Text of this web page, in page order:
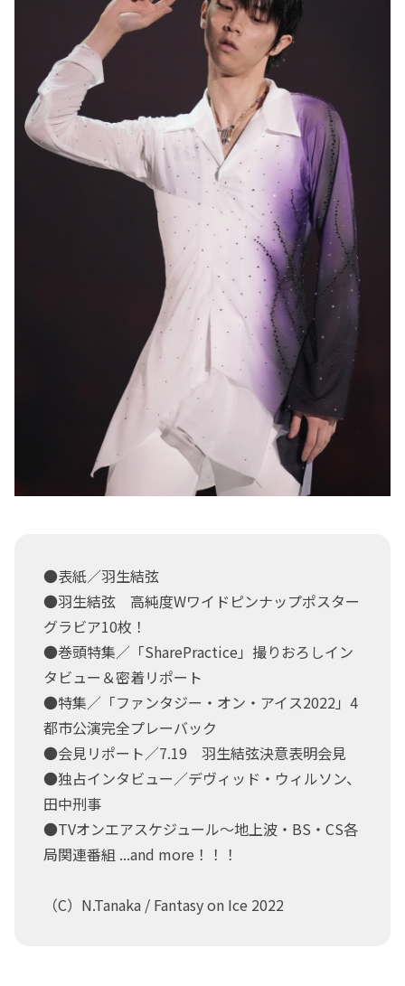
●表紙／羽生結弦
●羽生結弦 高純度Wワイドピンナップポスター
グラビア10枚！
●巻頭特集／「SharePractice」撮りおろしイン
タビュー＆密着リポート
●特集／「ファンタジー・オン・アイス2022」4
都市公演完全プレーバック
●会見リポート／7.19 羽生結弦決意表明会見
●独占インタビュー／デヴィッド・ウィルソン、
田中刑事
●TVオンエアスケジュール～地上波・BS・CS各
局関連番組 ...and more！！！
（C）N.Tanaka / Fantasy on Ice 2022